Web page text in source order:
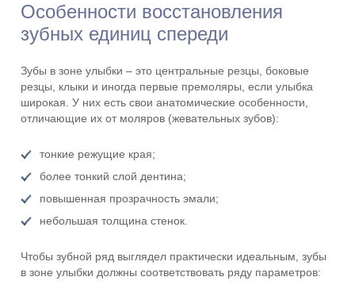
Особенности восстановления
зубных единиц спереди
Зубы в зоне улыбки – это центральные резцы, боковые
резцы, клыки и иногда первые премоляры, если улыбка
широкая. У них есть свои анатомические особенности,
отличающие их от моляров (жевательных зубов):
тонкие режущие края;
более тонкий слой дентина;
повышенная прозрачность эмали;
небольшая толщина стенок.
Чтобы зубной ряд выглядел практически идеальным, зубы
в зоне улыбки должны соответствовать ряду параметров: